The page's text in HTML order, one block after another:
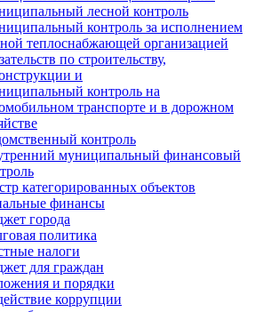
лесной контроль
контроль за исполнением
теплоснабжающей организацией
по строительству,
и
контроль на
транспорте и в дорожном
контроль
муниципальный финансовый
категорированных объектов
финансы
города
политика
налоги
для граждан
и порядки
коррупции